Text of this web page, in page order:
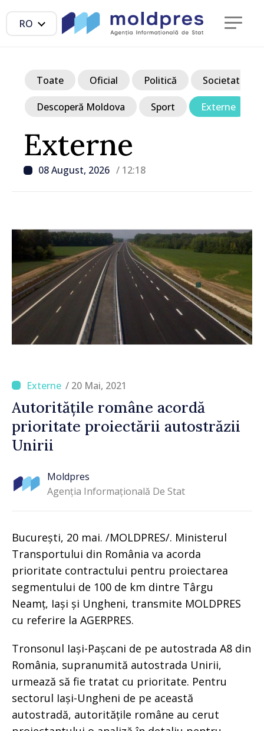
RO
Externe
08 August, 2026 / 12:18
Toate Oficial Politică Societate
Descoperă Moldova Sport Externe
/ 20 Mai, 2021
Autoritățile române acordă
prioritate proiectării autostrăzii
Unirii
Moldpres
Agenția Informațională De Stat
București, 20 mai. /MOLDPRES/. Ministerul
Transportului din România va acorda
prioritate contractului pentru proiectarea
segmentului de 100 de km dintre Târgu
Neamț, Iași și Ungheni, transmite MOLDPRES
cu referire la AGERPRES.
Tronsonul Iași-Pașcani de pe autostrada A8 din
România, supranumită autostrada Unirii,
urmează să fie tratat cu prioritate. Pentru
sectorul Iași-Ungheni de pe această
autostradă, autoritățile române au cerut